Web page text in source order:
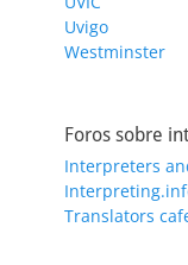
Uvigo
Westminster
Foros sobre
Interpreters
Translators